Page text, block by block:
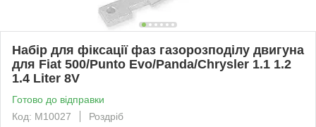
Набір для фіксації фаз газорозподілу двигуна
для Fiat 500/Punto Evo/Panda/Chrysler 1.1 1.2
1.4 Liter 8V
Готово до відправки
Код: М10027
Роздріб